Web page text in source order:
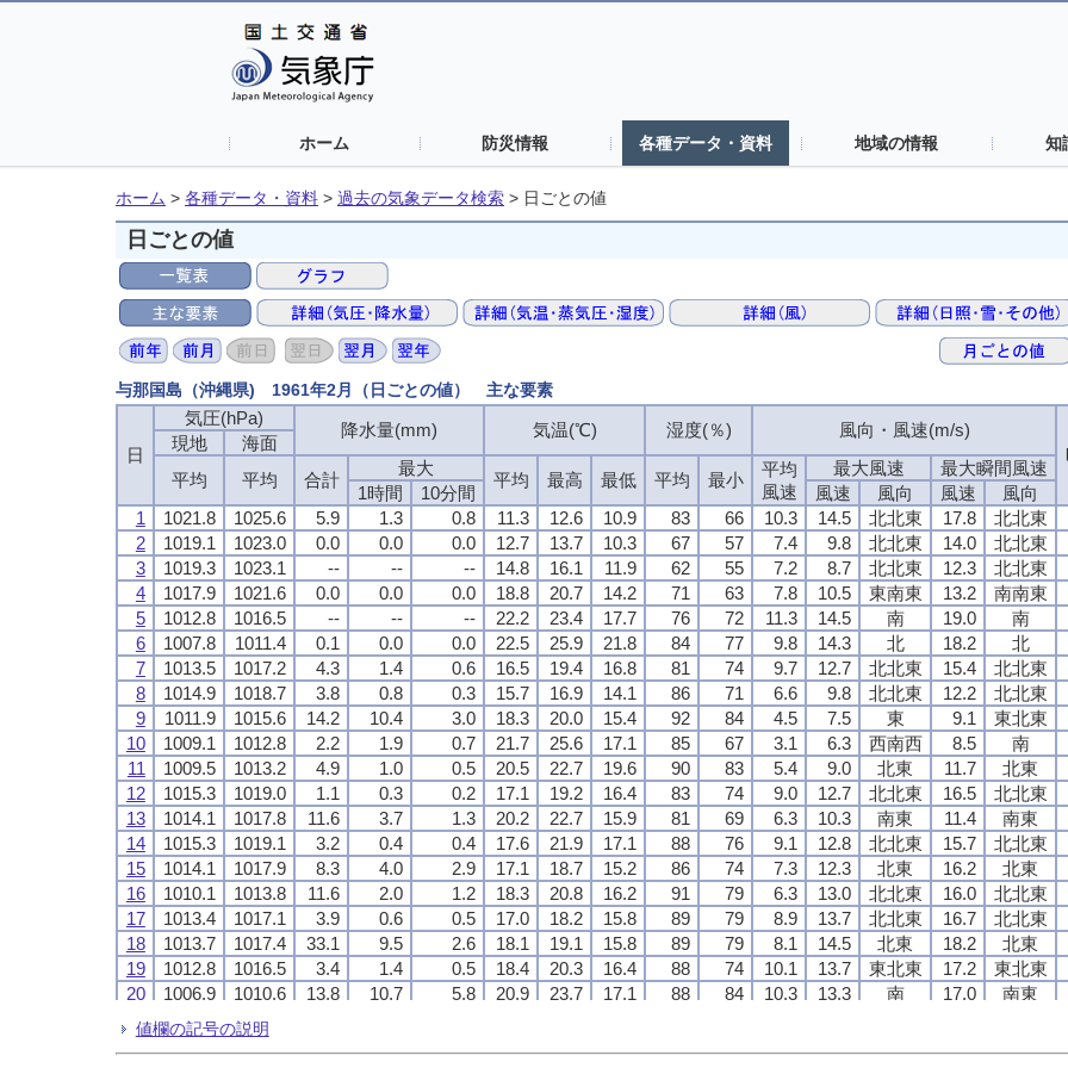
ホーム 防災情報 各種データ・資料 地域の情報 知
ホーム > 各種データ・資料 > 過去の気象データ検索 > 日ごとの値
日ごとの値
与那国島（沖縄県) 1961年2月（日ごとの値） 主な要素
日
気圧(hPa)
降水量(mm) 気温(℃) 湿度(％) 風向・風速(m/s)
現地
海面
平均
平均 合計
最大
平均 最高 最低 平均 最小
平均
風速
最大風速 最大瞬間風速
1時間 10分間 風速 風向 風速 風向
1
1021.8 1025.6 5.9 1.3 0.8 11.3 12.6 10.9 83 66 10.3 14.5 北北東 17.8 北北東
2
1019.1 1023.0 0.0 0.0 0.0 12.7 13.7 10.3 67 57 7.4 9.8 北北東 14.0 北北東
3
1019.3 1023.1 -- -- -- 14.8 16.1 11.9 62 55 7.2 8.7 北北東 12.3 北北東
4
1017.9 1021.6 0.0 0.0 0.0 18.8 20.7 14.2 71 63 7.8 10.5 東南東 13.2 南南東
5
1012.8 1016.5 -- -- -- 22.2 23.4 17.7 76 72 11.3 14.5 南 19.0 南
6
1007.8 1011.4 0.1 0.0 0.0 22.5 25.9 21.8 84 77 9.8 14.3 北 18.2 北
7
1013.5 1017.2 4.3 1.4 0.6 16.5 19.4 16.8 81 74 9.7 12.7 北北東 15.4 北北東
8
1014.9 1018.7 3.8 0.8 0.3 15.7 16.9 14.1 86 71 6.6 9.8 北北東 12.2 北北東
9
1011.9 1015.6 14.2 10.4 3.0 18.3 20.0 15.4 92 84 4.5 7.5 東 9.1 東北東
10
1009.1 1012.8 2.2 1.9 0.7 21.7 25.6 17.1 85 67 3.1 6.3 西南西 8.5 南
11
1009.5 1013.2 4.9 1.0 0.5 20.5 22.7 19.6 90 83 5.4 9.0 北東 11.7 北東
12
1015.3 1019.0 1.1 0.3 0.2 17.1 19.2 16.4 83 74 9.0 12.7 北北東 16.5 北北東
13
1014.1 1017.8 11.6 3.7 1.3 20.2 22.7 15.9 81 69 6.3 10.3 南東 11.4 南東
14
1015.3 1019.1 3.2 0.4 0.4 17.6 21.9 17.1 88 76 9.1 12.8 北北東 15.7 北北東
15
1014.1 1017.9 8.3 4.0 2.9 17.1 18.7 15.2 86 74 7.3 12.3 北東 16.2 北東
16
1010.1 1013.8 11.6 2.0 1.2 18.3 20.8 16.2 91 79 6.3 13.0 北北東 16.0 北北東
17
1013.4 1017.1 3.9 0.6 0.5 17.0 18.2 15.8 89 79 8.9 13.7 北北東 16.7 北北東
18
1013.7 1017.4 33.1 9.5 2.6 18.1 19.1 15.8 89 79 8.1 14.5 北東 18.2 北東
19
1012.8 1016.5 3.4 1.4 0.5 18.4 20.3 16.4 88 74 10.1 13.7 東北東 17.2 東北東
20
1006.9 1010.6 13.8 10.7 5.8 20.9 23.7 17.1 88 84 10.3 13.3 南 17.0 南東
21
1009.9 1013.7
22
1011.4 1015.1
日
気圧(hPa)
降水量(mm) 気温(℃) 湿度(％) 風向・風速(m/s)
現地
海面
平均
平均 合計
最大
平均 最高 最低 平均 最小
平均
風速
最大風速 最大瞬間風速
1時間 10分間 風速 風向 風速 風向
1
1021.8 1025.6 5.9 1.3 0.8 11.3 12.6 10.9 83 66 10.3 14.5 北北東 17.8 北北東
2
1019.1 1023.0 0.0 0.0 0.0 12.7 13.7 10.3 67 57 7.4 9.8 北北東 14.0 北北東
3
1019.3 1023.1 -- -- -- 14.8 16.1 11.9 62 55 7.2 8.7 北北東 12.3 北北東
4
1017.9 1021.6 0.0 0.0 0.0 18.8 20.7 14.2 71 63 7.8 10.5 東南東 13.2 南南東
5
1012.8 1016.5 -- -- -- 22.2 23.4 17.7 76 72 11.3 14.5 南 19.0 南
6
1007.8 1011.4 0.1 0.0 0.0 22.5 25.9 21.8 84 77 9.8 14.3 北 18.2 北
7
1013.5 1017.2 4.3 1.4 0.6 16.5 19.4 16.8 81 74 9.7 12.7 北北東 15.4 北北東
8
1014.9 1018.7 3.8 0.8 0.3 15.7 16.9 14.1 86 71 6.6 9.8 北北東 12.2 北北東
9
1011.9 1015.6 14.2 10.4 3.0 18.3 20.0 15.4 92 84 4.5 7.5 東 9.1 東北東
10
1009.1 1012.8 2.2 1.9 0.7 21.7 25.6 17.1 85 67 3.1 6.3 西南西 8.5 南
11
1009.5 1013.2 4.9 1.0 0.5 20.5 22.7 19.6 90 83 5.4 9.0 北東 11.7 北東
12
1015.3 1019.0 1.1 0.3 0.2 17.1 19.2 16.4 83 74 9.0 12.7 北北東 16.5 北北東
13
1014.1 1017.8 11.6 3.7 1.3 20.2 22.7 15.9 81 69 6.3 10.3 南東 11.4 南東
14
1015.3 1019.1 3.2 0.4 0.4 17.6 21.9 17.1 88 76 9.1 12.8 北北東 15.7 北北東
15
1014.1 1017.9 8.3 4.0 2.9 17.1 18.7 15.2 86 74 7.3 12.3 北東 16.2 北東
16
1010.1 1013.8 11.6 2.0 1.2 18.3 20.8 16.2 91 79 6.3 13.0 北北東 16.0 北北東
17
1013.4 1017.1 3.9 0.6 0.5 17.0 18.2 15.8 89 79 8.9 13.7 北北東 16.7 北北東
18
1013.7 1017.4 33.1 9.5 2.6 18.1 19.1 15.8 89 79 8.1 14.5 北東 18.2 北東
19
1012.8 1016.5 3.4 1.4 0.5 18.4 20.3 16.4 88 74 10.1 13.7 東北東 17.2 東北東
20
1006.9 1010.6 13.8 10.7 5.8 20.9 23.7 17.1 88 84 10.3 13.3 南 17.0 南東
21
1009.9 1013.7
22
1011.4 1015.1
日
気圧(hPa)
降水量(mm) 気温(℃) 湿度(％) 風向・風速(m/s)
現地
海面
平均
平均 合計
最大
平均 最高 最低 平均 最小
平均
風速
最大風速 最大瞬間風速
1時間 10分間 風速 風向 風速 風向
1
1021.8 1025.6 5.9 1.3 0.8 11.3 12.6 10.9 83 66 10.3 14.5 北北東 17.8 北北東
2
1019.1 1023.0 0.0 0.0 0.0 12.7 13.7 10.3 67 57 7.4 9.8 北北東 14.0 北北東
3
1019.3 1023.1 -- -- -- 14.8 16.1 11.9 62 55 7.2 8.7 北北東 12.3 北北東
4
1017.9 1021.6 0.0 0.0 0.0 18.8 20.7 14.2 71 63 7.8 10.5 東南東 13.2 南南東
5
1012.8 1016.5 -- -- -- 22.2 23.4 17.7 76 72 11.3 14.5 南 19.0 南
6
1007.8 1011.4 0.1 0.0 0.0 22.5 25.9 21.8 84 77 9.8 14.3 北 18.2 北
7
1013.5 1017.2 4.3 1.4 0.6 16.5 19.4 16.8 81 74 9.7 12.7 北北東 15.4 北北東
8
1014.9 1018.7 3.8 0.8 0.3 15.7 16.9 14.1 86 71 6.6 9.8 北北東 12.2 北北東
9
1011.9 1015.6 14.2 10.4 3.0 18.3 20.0 15.4 92 84 4.5 7.5 東 9.1 東北東
10
1009.1 1012.8 2.2 1.9 0.7 21.7 25.6 17.1 85 67 3.1 6.3 西南西 8.5 南
11
1009.5 1013.2 4.9 1.0 0.5 20.5 22.7 19.6 90 83 5.4 9.0 北東 11.7 北東
12
1015.3 1019.0 1.1 0.3 0.2 17.1 19.2 16.4 83 74 9.0 12.7 北北東 16.5 北北東
13
1014.1 1017.8 11.6 3.7 1.3 20.2 22.7 15.9 81 69 6.3 10.3 南東 11.4 南東
14
1015.3 1019.1 3.2 0.4 0.4 17.6 21.9 17.1 88 76 9.1 12.8 北北東 15.7 北北東
15
1014.1 1017.9 8.3 4.0 2.9 17.1 18.7 15.2 86 74 7.3 12.3 北東 16.2 北東
16
1010.1 1013.8 11.6 2.0 1.2 18.3 20.8 16.2 91 79 6.3 13.0 北北東 16.0 北北東
17
1013.4 1017.1 3.9 0.6 0.5 17.0 18.2 15.8 89 79 8.9 13.7 北北東 16.7 北北東
18
1013.7 1017.4 33.1 9.5 2.6 18.1 19.1 15.8 89 79 8.1 14.5 北東 18.2 北東
19
1012.8 1016.5 3.4 1.4 0.5 18.4 20.3 16.4 88 74 10.1 13.7 東北東 17.2 東北東
20
1006.9 1010.6 13.8 10.7 5.8 20.9 23.7 17.1 88 84 10.3 13.3 南 17.0 南東
21
1009.9 1013.7
22
1011.4 1015.1
日
気圧(hPa)
降水量(mm) 気温(℃) 湿度(％) 風向・風速(m/s)
現地
海面
平均
平均 合計
最大
平均 最高 最低 平均 最小
平均
風速
最大風速 最大瞬間風速
1時間 10分間 風速 風向 風速 風向
1
1021.8 1025.6 5.9 1.3 0.8 11.3 12.6 10.9 83 66 10.3 14.5 北北東 17.8 北北東
2
1019.1 1023.0 0.0 0.0 0.0 12.7 13.7 10.3 67 57 7.4 9.8 北北東 14.0 北北東
3
1019.3 1023.1 -- -- -- 14.8 16.1 11.9 62 55 7.2 8.7 北北東 12.3 北北東
4
1017.9 1021.6 0.0 0.0 0.0 18.8 20.7 14.2 71 63 7.8 10.5 東南東 13.2 南南東
5
1012.8 1016.5 -- -- -- 22.2 23.4 17.7 76 72 11.3 14.5 南 19.0 南
6
1007.8 1011.4 0.1 0.0 0.0 22.5 25.9 21.8 84 77 9.8 14.3 北 18.2 北
7
1013.5 1017.2 4.3 1.4 0.6 16.5 19.4 16.8 81 74 9.7 12.7 北北東 15.4 北北東
8
1014.9 1018.7 3.8 0.8 0.3 15.7 16.9 14.1 86 71 6.6 9.8 北北東 12.2 北北東
9
1011.9 1015.6 14.2 10.4 3.0 18.3 20.0 15.4 92 84 4.5 7.5 東 9.1 東北東
10
1009.1 1012.8 2.2 1.9 0.7 21.7 25.6 17.1 85 67 3.1 6.3 西南西 8.5 南
11
1009.5 1013.2 4.9 1.0 0.5 20.5 22.7 19.6 90 83 5.4 9.0 北東 11.7 北東
12
1015.3 1019.0 1.1 0.3 0.2 17.1 19.2 16.4 83 74 9.0 12.7 北北東 16.5 北北東
13
1014.1 1017.8 11.6 3.7 1.3 20.2 22.7 15.9 81 69 6.3 10.3 南東 11.4 南東
14
1015.3 1019.1 3.2 0.4 0.4 17.6 21.9 17.1 88 76 9.1 12.8 北北東 15.7 北北東
15
1014.1 1017.9 8.3 4.0 2.9 17.1 18.7 15.2 86 74 7.3 12.3 北東 16.2 北東
16
1010.1 1013.8 11.6 2.0 1.2 18.3 20.8 16.2 91 79 6.3 13.0 北北東 16.0 北北東
17
1013.4 1017.1 3.9 0.6 0.5 17.0 18.2 15.8 89 79 8.9 13.7 北北東 16.7 北北東
18
1013.7 1017.4 33.1 9.5 2.6 18.1 19.1 15.8 89 79 8.1 14.5 北東 18.2 北東
19
1012.8 1016.5 3.4 1.4 0.5 18.4 20.3 16.4 88 74 10.1 13.7 東北東 17.2 東北東
20
1006.9 1010.6 13.8 10.7 5.8 20.9 23.7 17.1 88 84 10.3 13.3 南 17.0 南東
21
1009.9 1013.7
22
1011.4 1015.1
値欄の記号の説明